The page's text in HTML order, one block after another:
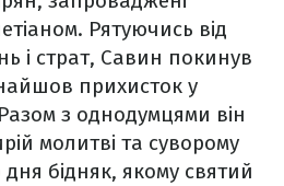
Рятуючись від
і страт, Савин покинув
прихисток у
з однодумцями він
молитві та суворому
дня бідняк, якому святий